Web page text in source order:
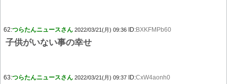
62:つらたんニュースさん 2022/03/21(月) 09:36 ID:BXKFMPb60
子供がいない事の幸せ
63:つらたんニュースさん 2022/03/21(月) 09:37 ID:CxW4aonh0